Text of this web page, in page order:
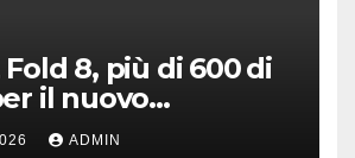
8, più di 600 di
il nuovo
di Samsung
ADMIN